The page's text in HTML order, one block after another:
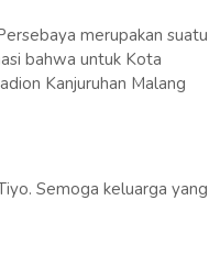
merupakan suatu
bahwa untuk Kota
Kanjuruhan Malang
Semoga keluarga yang